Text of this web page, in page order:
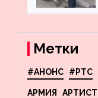
Метки
#АНОНС #РТС
АРМИЯ АРТИСТ